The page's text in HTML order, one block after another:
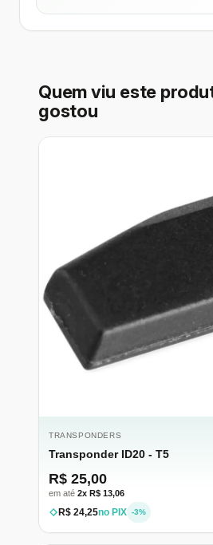
Quem viu este
gostou
TRANSPONDERS
Transponder ID20 - T5
R$ 25,00
em até 2x R$ 13,06
R$ 24,25no PIX -3%